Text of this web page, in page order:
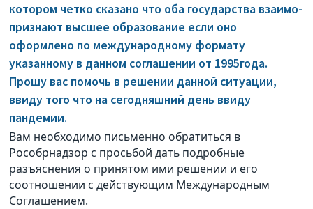
котором четко сказано что оба государства взаимо-
признают высшее образование если оно
оформлено по международному формату
указанному в данном соглашении от 1995года.
Прошу вас помочь в решении данной ситуации,
ввиду того что на сегодняшний день ввиду
пандемии.
Вам необходимо письменно обратиться в
Рособрнадзор с просьбой дать подробные
разъяснения о принятом ими решении и его
соотношении с действующим Международным
Соглашением.